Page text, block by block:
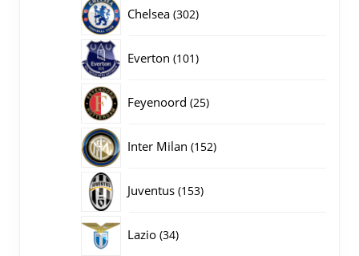
Chelsea 302302
Everton 101101
Feyenoord 2525
Inter Milan 152152
Juventus 153153
Lazio 3434